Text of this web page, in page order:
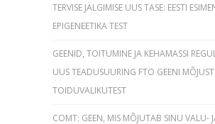
TERVISE JÄLGIMISE UUS TASE: EESTI
EPIGENEETIKA TEST
GEENID, TOITUMINE JA KEHAMASSI
UUS TEADUSUURING FTO GEENI MÕJUST
TOIDUVALIKUTEST
COMT: GEEN, MIS MÕJUTAB SINU VALU-